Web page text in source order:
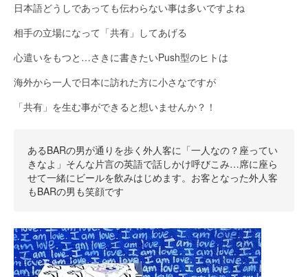
日本語どうしであっても伝わらない事は多いですよね
相手の立場になって「共有」してあげる
心遣いをもつと…さきに書きたいPush型のヒトは
海外から一人で日本に訪れた方に小さなですが
「共有」を生む事ができると想いませんか？！
あるBARの男が通りを歩く外人客に「一人なの？座ってい
きなよ」そんな片言の英語で話しかけ呼びこみ…席に座ら
せて一緒にビールを飲みはじめます。お客となった外人客
もBARの男も笑顔です